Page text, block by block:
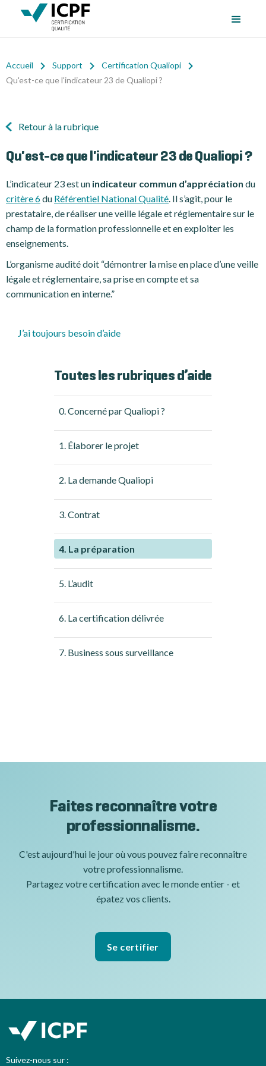
Accueil Support
Certification Qualiopi
Qu'est-ce que l'indicateur 23 de Qualiopi ?
Toutes les rubriques d’aide
0. Concerné par Qualiopi ?
1. Élaborer le projet
2. La demande Qualiopi
3. Contrat
4. La préparation
5. L’audit
6. La certification délivrée
7. Business sous surveillance
Retour à la rubrique
Qu'est-ce que l'indicateur 23 de Qualiopi ?
L’indicateur 23 est un indicateur commun d’appréciation du
critère 6du Référentiel National Qualité. Il s’agit, pour le
prestataire, de réaliser une veille légale et réglementaire sur le
champ de la formation professionnelle et en exploiter les
enseignements.
L’organisme audité doit “démontrer la mise en place d’une veille
légale et réglementaire, sa prise en compte et sa
communication en interne.”
J’ai toujours besoin d’aide
Faites reconnaître votre
professionnalisme.
C'est aujourd'hui le jour où vous pouvez faire reconnaître
votre professionnalisme.
Partagez votre certification avec le monde entier - et
épatez vos clients.
Se certifier
Suivez-nous sur :